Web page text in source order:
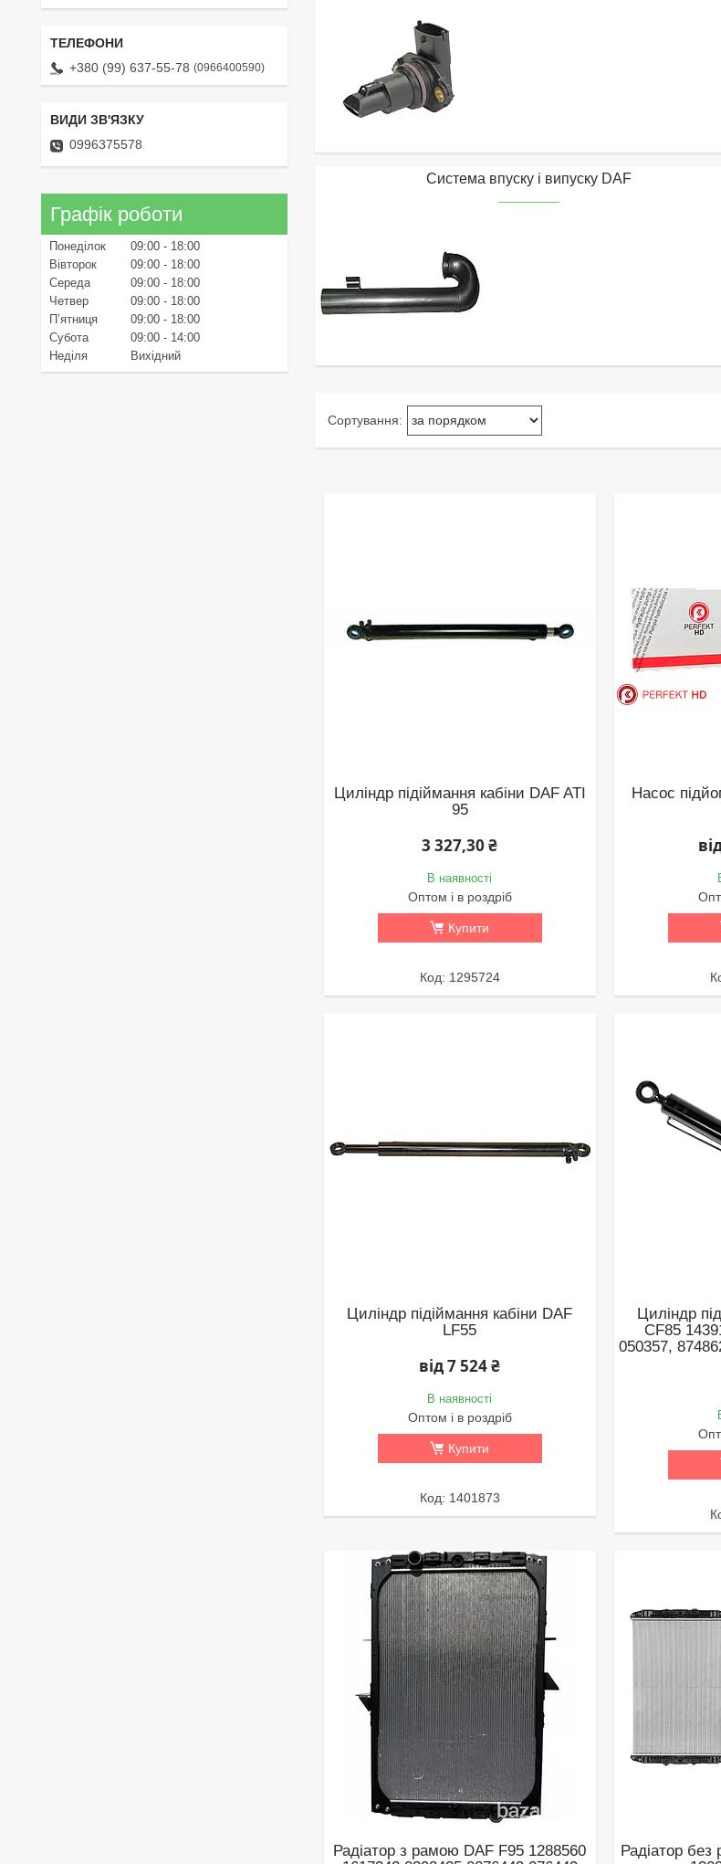
Система впуску і випуску DAF
Циліндр підіймання кабіни DAF ATI
95
3 327,30 ₴
В наявності
Оптом і в роздріб
Купити
1295724
Насос
Циліндр підіймання кабіни DAF
LF55
від 7 524 ₴
В наявності
Оптом і в роздріб
Купити
1401873
Циліндр
CF85
050357,
Радіатор з рамою DAF F95 1288560
Радіатор
+380 (99) 637-55-78 0966400590
0996375578
Графік роботи
Понеділок 09:00
18:00
Вівторок
09:00
18:00
Середа
09:00
18:00
Четвер
09:00
18:00
Пʼятниця
09:00
18:00
Субота
09:00
14:00
Неділя
Вихідний